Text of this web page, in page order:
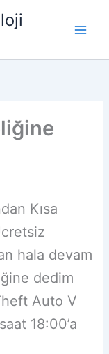
Kısa
hala devam
dedim
Auto V
18:00’a